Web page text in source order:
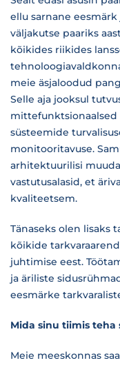
ellu sarnane
väljakutse paariks
kõikides riikides
meie äsjaloodud
Selle aja jooksul
mittefunktsionaalsed
süsteemide
monitooritavuse.
arhitektuurilisi
vastutusalasid, et
kvaliteetsem.
Tänaseks olen lisaks
kõikide
juhtimise eest.
ja äriliste
eesmärke
Mida sinu tiimis teha
Meie meeskonnas